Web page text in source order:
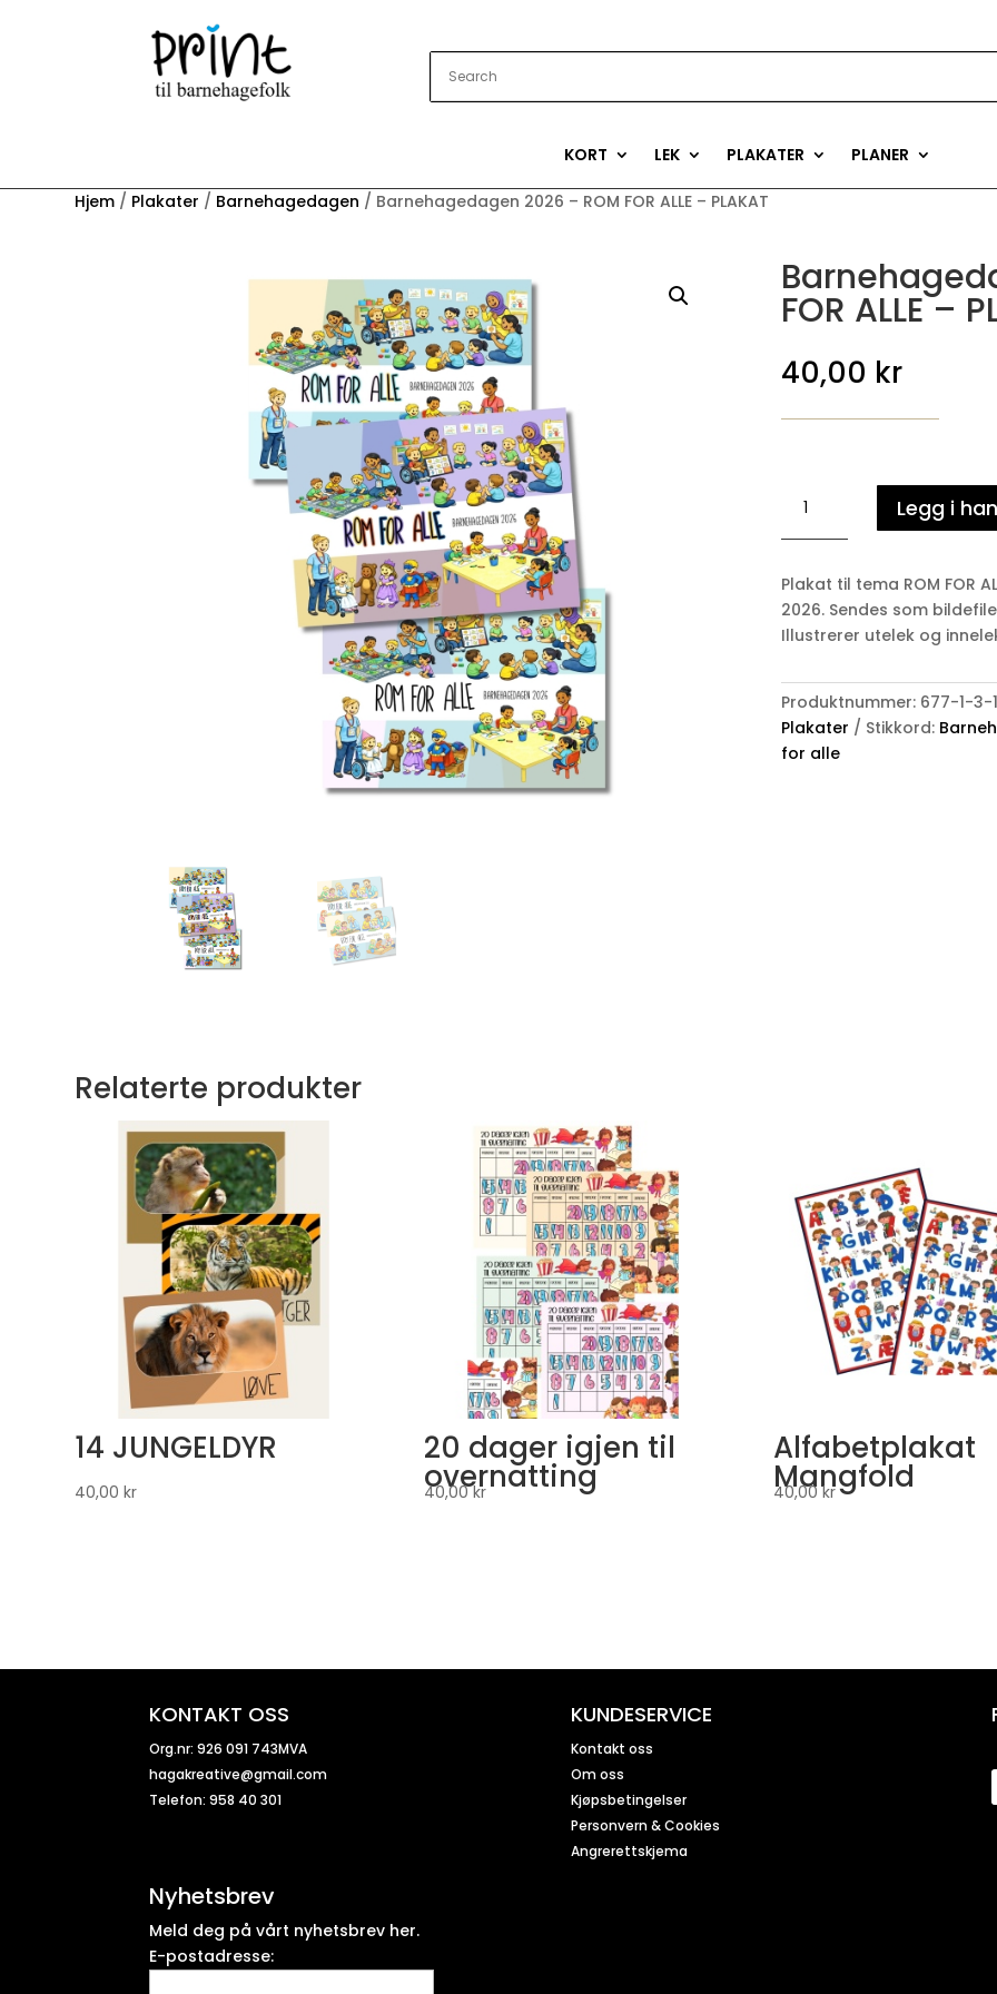
KORT LEK PLAKATER PLANER
Hjem / Plakater / Barnehagedagen / Barnehagedagen 2026 – ROM FOR ALLE – PLAKAT
FOR ALLE –
40,00 kr
Barnehagedagen
2026
-
FOR
ALLE
-
antall
Legg i
Plakat til tema ROM FOR
2026. Sendes som
Illustrerer utelek og
Produktnummer: 677-1-3-1
Plakater
Stikkord:
for alle
Relaterte produkter
14 JUNGELDYR
40,00kr
20 dager igjen til
overnatting
40,00kr
Alfabetplakat
Mangfold
40,00kr
KONTAKT OSS
Org.nr: 926 091 743MVA
hagakreative@gmail.com
Telefon: 958 40 301
Nyhetsbrev
Meld deg på vårt nyhetsbrev her.
E-postadresse:
KUNDESERVICE
Kontakt oss
Om oss
Kjøpsbetingelser
Personvern & Cookies
Angrerettskjema